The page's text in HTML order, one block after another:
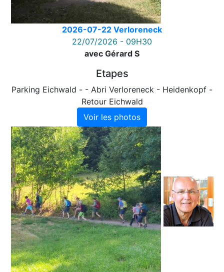
2026-07-22 Verloreneck
22/07/2026 - 09H30
avec Gérard S
Etapes
Parking Eichwald - - Abri Verloreneck - Heidenkopf -
Retour Eichwald
Voir les photos